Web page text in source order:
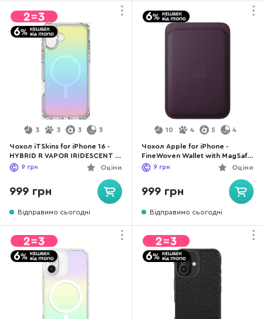
3 3 3 3
Чохол iTSkins for iPhone 16 -
HYBRID R VAPOR IRIDESCENT W
with MagSafe Iridescent violet
(AP6N-HMFUM-BUPE)
Оціни
9 грн
999 грн
Відправимо сьогодні
10 4 5 4
Чохол Apple for iPhone -
FineWoven Wallet with MagSafe
Blackberry (MA7A4)
Оціни
9 грн
999 грн
Відправимо сьогодні